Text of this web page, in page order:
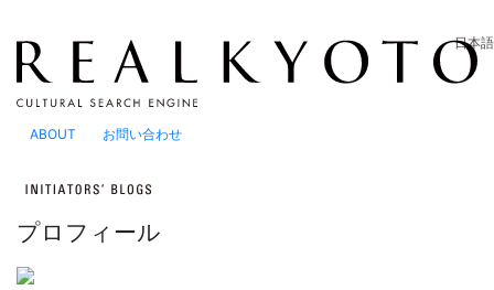
日本語
ABOUT お問い合わせ
プロフィール